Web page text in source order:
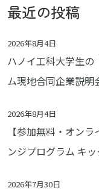
最近の投稿
ハノイ工科大学生の
ム現地合同企業説明
2026年8月4日
【参加無料・オン
ンジプログラム キ
2026年8月4日
2026年7月30日